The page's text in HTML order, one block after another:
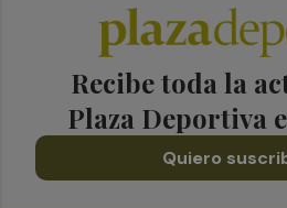
Recibe toda la
Plaza Deportiva
Quiero